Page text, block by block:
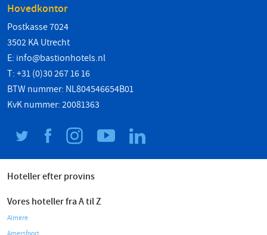
Hovedkontor
Postkasse 7024
3502 KA Utrecht
E: info@bastionhotels.nl
T: +31 (0)30 267 16 16
BTW nummer: NL804546654B01
KvK nummer: 20081363
Hoteller efter provins
Vores hoteller fra A til Z
Almere